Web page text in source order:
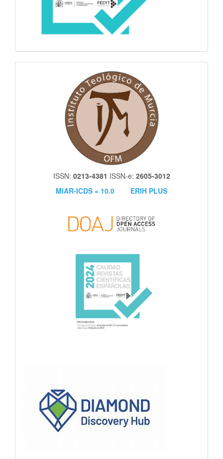
ISSN: 0213-4381 ISSN-e: 2605-3012
MIAR-ICDS = 10.0
ERIH PLUS